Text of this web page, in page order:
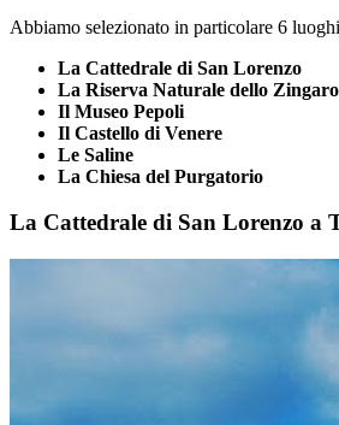
Abbiamo selezionato in particolare 6
La Cattedrale di San Lorenzo
La Riserva Naturale dello Zingaro
Il Museo Pepoli
Il Castello di Venere
Le Saline
La Chiesa del Purgatorio
La Cattedrale di San Lorenzo a